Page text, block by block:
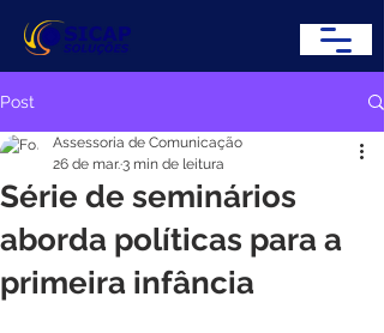
Post
Série de seminários
aborda políticas para a
primeira infância
Assessoria de Comunicação
26 de mar.3 min de leitura